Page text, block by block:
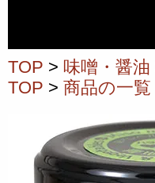
TOP > 味噌・醤油
TOP > 商品の一覧